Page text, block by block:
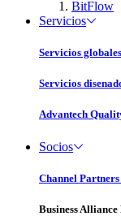
BitFlow
Servicios
Servicios
Servicios
Advantech
Socios
Channel Partners
Business